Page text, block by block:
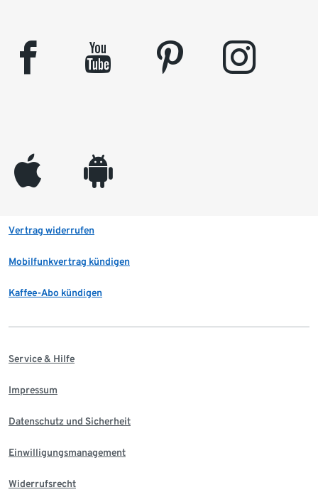
facebook youtube pinterest instagram
appleinc android
Vertrag widerrufen
Mobilfunkvertrag kündigen
Kaffee-Abo kündigen
Service & Hilfe
Impressum
Datenschutz und Sicherheit
Einwilligungsmanagement
Widerrufsrecht